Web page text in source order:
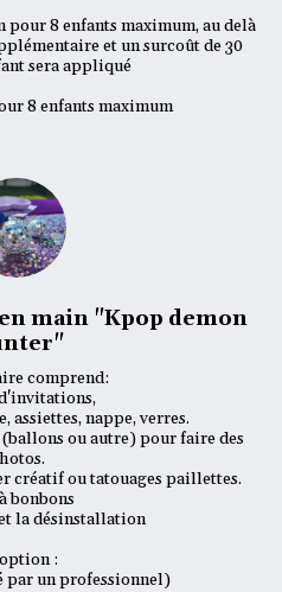
8 enfants maximum, au delà
et un surcoût de 30
sera appliqué
8 enfants maximum
main "Kpop demon
comprend:
assiettes, nappe, verres.
ou autre) pour faire des
créatif ou tatouages paillettes.
bonbons
la désinstallation
:
par un professionnel)